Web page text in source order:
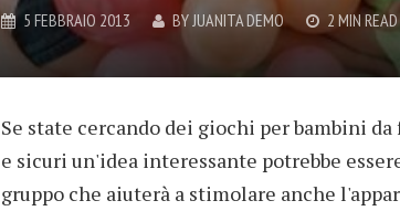
5 FEBBRAIO 2013 BY JUANITA DEMO 2 MIN READ
Se state cercando dei giochi per bambini
e sicuri un'idea interessante potrebbe
gruppo che aiuterà a stimolare anche